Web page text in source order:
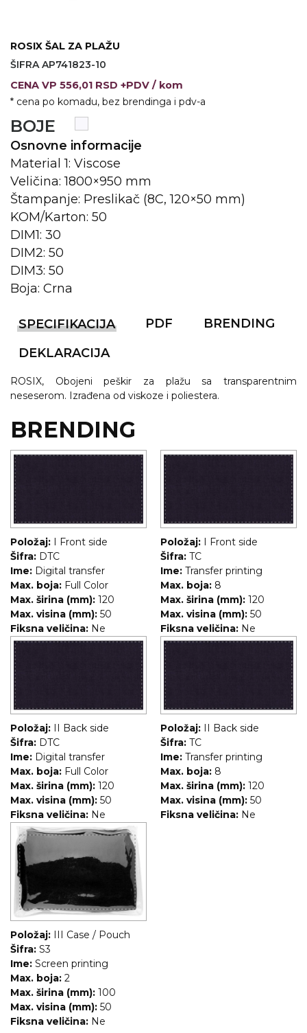
UPALJAČI
SLOBODNO VREME
PRIVESCI
ALAT
ŠOLJE
LAMPE
ZDRAVLJE I LEPOTA
DUKSEVI I KABANICE
KAČKETI, KAPE I ŠEŠIRI
KOŠULJE
STRETCH TOPS
SUBLIMACIJA
CRICKET UPALJAČI
ŠIBICA
JAKNE I PRSLUCI
HYGIENIC KOLEKCIJA
OKOVRATNE ID TRAKICE
PRIBOR ZA PISANJE
NARUKVICE ZA ŽURKE I
DOGAĐAJE
ID PLOČICA
TERMOSI
BOCE
TEHNOLOGIJA
KANCELARIJA
KUĆNI SETOVI
OLOVKE
PRIVESCI & ALATI
TORBE & PUTOVANJE
TEKSTIL
TEKSTIL
RADNA OPREMA
ROSIX ŠAL ZA PLAŽU
ŠIFRA AP741823-10
CENA VP 556,01 RSD +PDV / kom
* cena po komadu, bez brendinga i pdv-a
BOJE
Osnovne informacije
Material 1: Viscose
Veličina: 1800×950 mm
Štampanje: Preslikač (8C, 120×50 mm)
KOM/Karton: 50
DIM1: 30
DIM2: 50
DIM3: 50
Boja: Crna
SPECIFIKACIJA PDF
BRENDING
DEKLARACIJA
ROSIX, Obojeni peškir za plažu sa transparentnim
neseserom. Izrađena od viskoze i poliestera.
BRENDING
Položaj: I Front side
Šifra: DTC
Ime: Digital transfer
Max. boja: Full Color
Max. širina (mm): 120
Max. visina (mm): 50
Fiksna veličina: Ne
Položaj: I Front side
Šifra: TC
Ime: Transfer printing
Max. boja: 8
Max. širina (mm): 120
Max. visina (mm): 50
Fiksna veličina: Ne
Položaj: II Back side
Šifra: DTC
Ime: Digital transfer
Max. boja: Full Color
Max. širina (mm): 120
Max. visina (mm): 50
Fiksna veličina: Ne
Položaj: II Back side
Šifra: TC
Ime: Transfer printing
Max. boja: 8
Max. širina (mm): 120
Max. visina (mm): 50
Fiksna veličina: Ne
Položaj:
III Case / Pouch
Šifra: S3
Ime: Screen printing
Max. boja: 2
Max. širina (mm): 100
Max. visina (mm): 50
Fiksna veličina: Ne